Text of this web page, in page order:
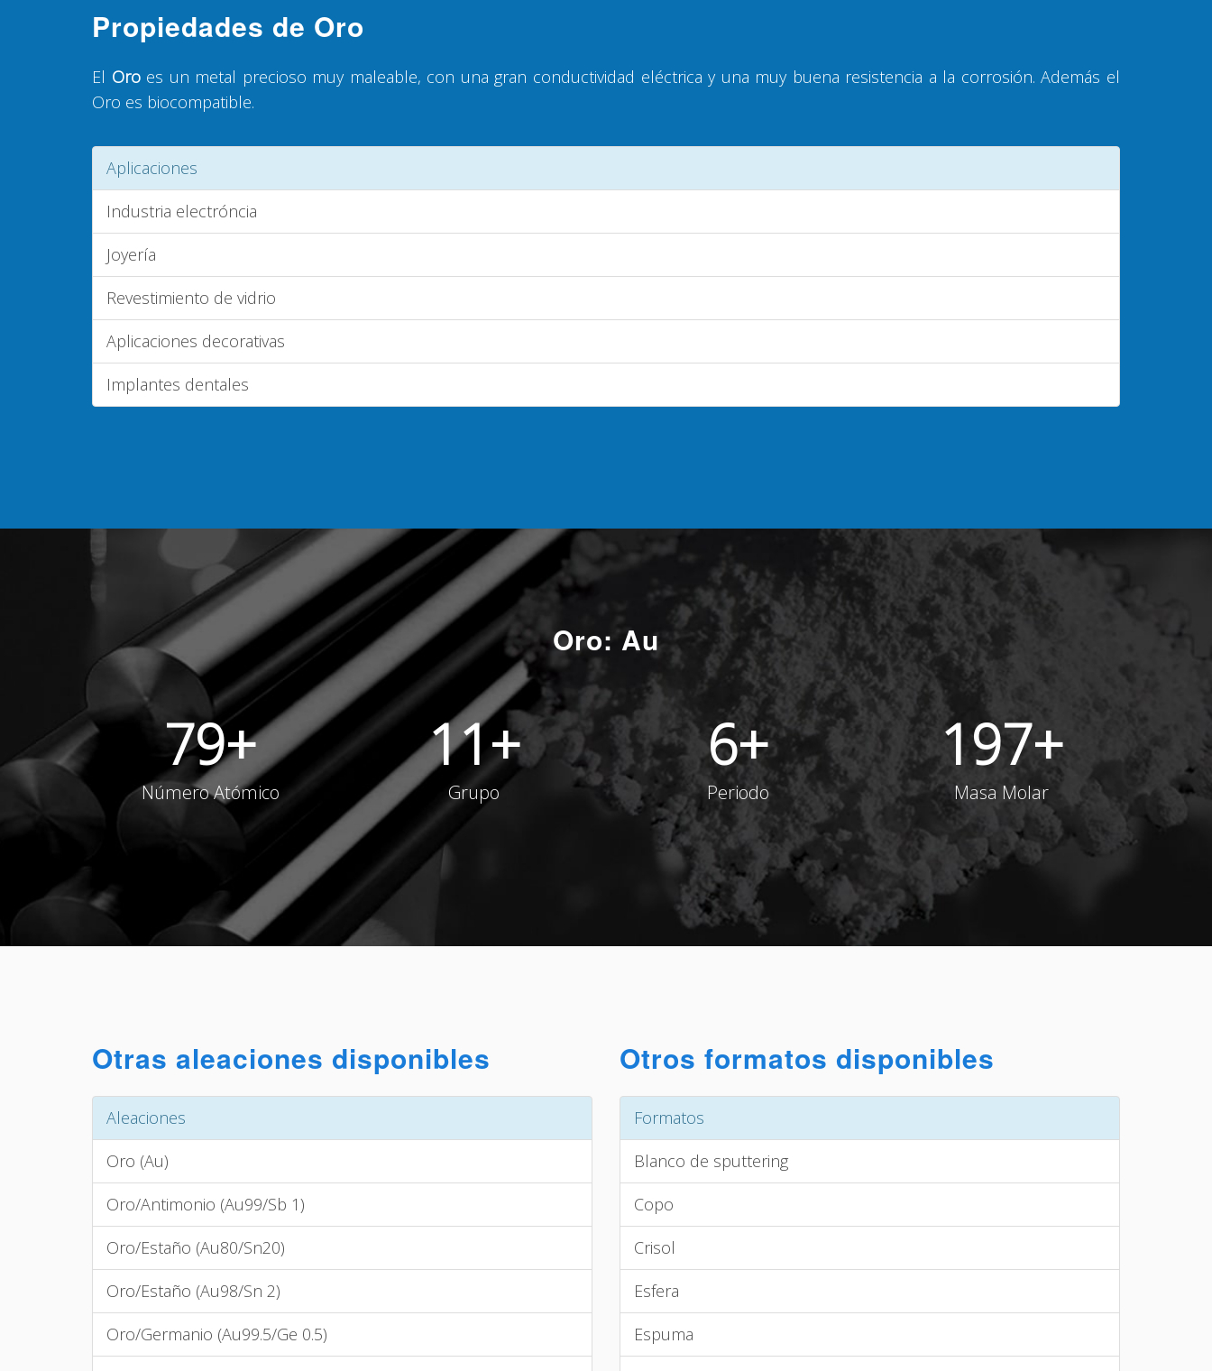
Propiedades de Oro
El Oroes un metal precioso muy maleable, con una gran conductividad eléctrica y una muy buena resistencia a la corrosión. Además el
Oro es biocompatible.
Aplicaciones
Industria electróncia
Joyería
Revestimiento de vidrio
Aplicaciones decorativas
Implantes dentales
Oro: Au
79+
Número Atómico
11+
Grupo
6+
Periodo
197+
Masa Molar
Otras aleaciones disponibles
Aleaciones
Oro (Au)
Oro/Antimonio (Au99/Sb 1)
Oro/Estaño (Au80/Sn20)
Oro/Estaño (Au98/Sn 2)
Oro/Germanio (Au99.5/Ge 0.5)
Otros formatos disponibles
Formatos
Blanco de sputtering
Copo
Crisol
Esfera
Espuma